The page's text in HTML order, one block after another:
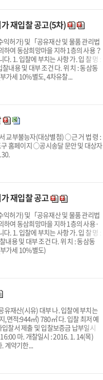
재입찰 공고(5차)
익허가) 및「공유재산 및 물품 관리법
여 동삼희망마을 지하 1층의 사용？
. 1. 입찰에 부치는 사항 가. 입 찰 명 :
내용 및 대부 조건 다. 위 치 : 동삼동
가세 10%별도, 4차유찰...
교부불능자(대상별첨) ○근 거 법 령 :
홈페이지 ○공시송달 문안 및 대상자
재입찰 공고
익허가) 및「공유재산 및 물품 관리법
여 동삼희망마을 지하 1층의 사용·
. 1. 입찰에 부치는 사항 가. 입 찰 명 :
용 및 대부 조건 다. 위 치 : 동삼동
가세 10%별도)
재산(시유) 대부 나. 입찰에 부치는
,면적:944㎡) 780㎡ 다. 입찰 최저 예
찰서 제출 및 입찰보증금 납부일시
마. 개찰일시 : 2016. 1. 14(목)
약기한...